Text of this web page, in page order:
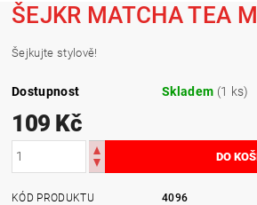
ŠEJKR MATCHA TEA
Šejkujte stylově!
Dostupnost Skladem (1 ks)
109 Kč
KÓD PRODUKTU
4096